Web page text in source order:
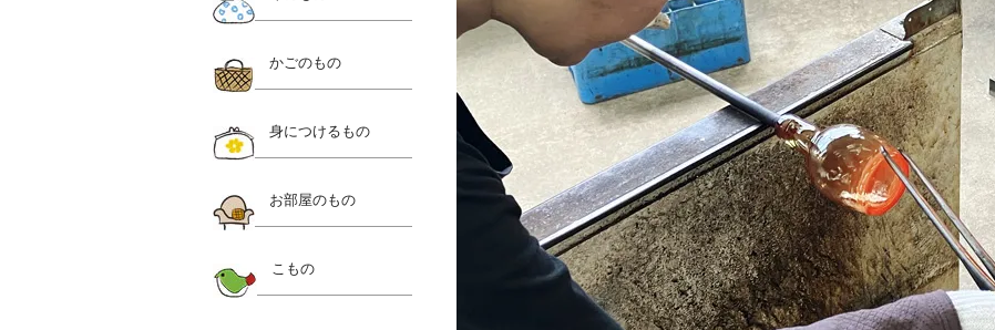
かごのもの
身につけるもの
お部屋のもの
こもの